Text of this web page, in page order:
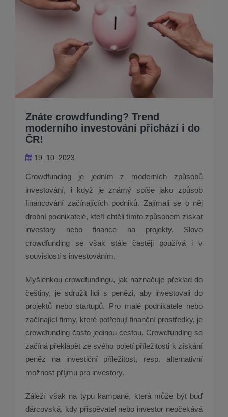
Znáte crowdfunding? Trend
moderního investování přichází i do
ČR!
19. 10. 2023
Crowdfunding je jedním z moderních způsobů
investování, i když je známý spíše jako způsob
financování začínajících podniků. Zajímali se o něj
drobní podnikatelé, kteří chtěli tímto způsobem získat
investory nebo finance na projekty. Slovo
crowdfunding se však stále častěji používá i v
souvislosti s investováním.
Myšlenkou crowdfundingu, jak naznačuje překlad do
češtiny, je sdružit lidi s penězi, aby investovali do
projektů nebo startupů. Pro malé podnikatele nebo
začínající firmy, které potřebují finanční prostředky, je
crowdfunding často jedinou cestou. Crowdfunding se
začíná překlápět ze svého pojetí příležitosti k získání
peněz na investiční příležitost, resp. alternativní
možnost příjmu pro investory.
Záleží však na typu kampaně, která může být buď
dárcovská, kdy přispěvatel nebo investor neočekává